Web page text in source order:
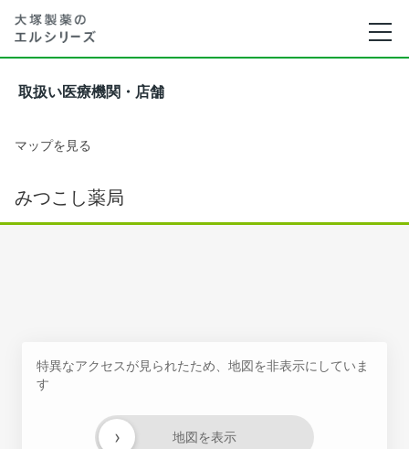
取扱い医療機関・店舗
マップを見る
みつこし薬局
特異なアクセスが見られたため、地図を非表示にしていま
す
地図を表示
›